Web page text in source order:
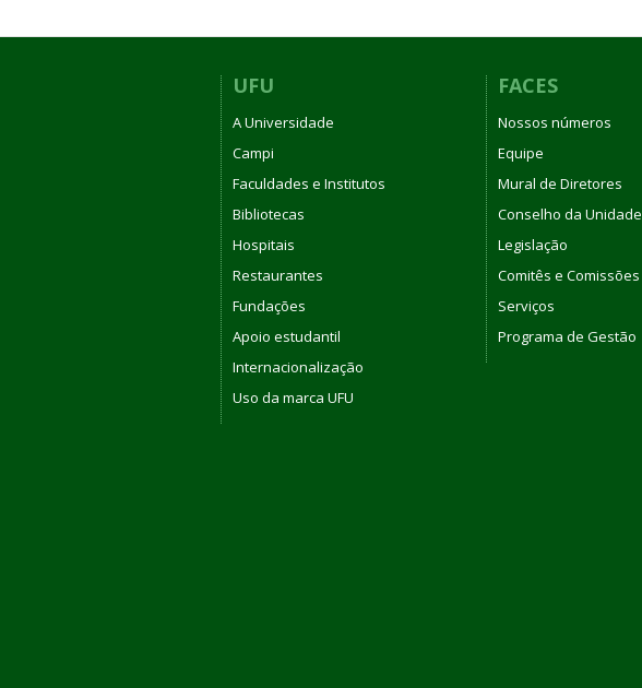
UFU
A Universidade
Campi
Faculdades e Institutos
Bibliotecas
Hospitais
Restaurantes
Fundações
Apoio estudantil
Internacionalização
Uso da marca UFU
FACES
Nossos números
Equipe
Mural de Diretores
Conselho da Unidade
Legislação
Comitês e Comissões
Serviços
Programa de Gestão